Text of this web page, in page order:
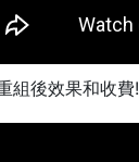
組後效果和收費!